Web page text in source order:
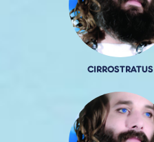
CIRROSTRATUS